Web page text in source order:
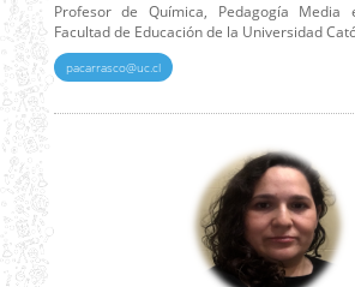
Profesor de Química, Pedagogía
Facultad de Educación de la Universidad
pacarrasco@uc.cl